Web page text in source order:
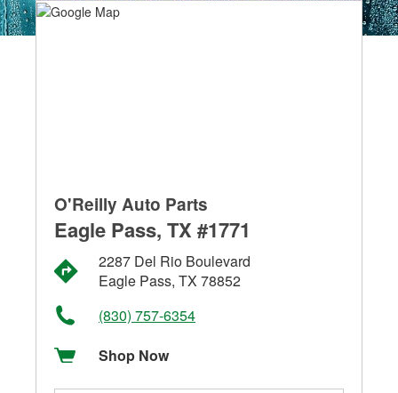
O'Reilly Auto Parts
Eagle Pass, TX #1771
2287 Del Rio Boulevard
Eagle Pass, TX 78852
(830) 757-6354
Shop Now